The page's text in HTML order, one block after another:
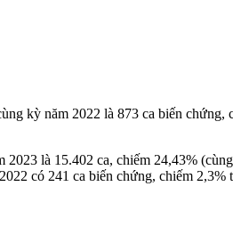
kỳ năm 2022 là 873 ca biến
là 15.402 ca, chiếm 24,43%
có 241 ca biến chứng, chiếm 2,3%